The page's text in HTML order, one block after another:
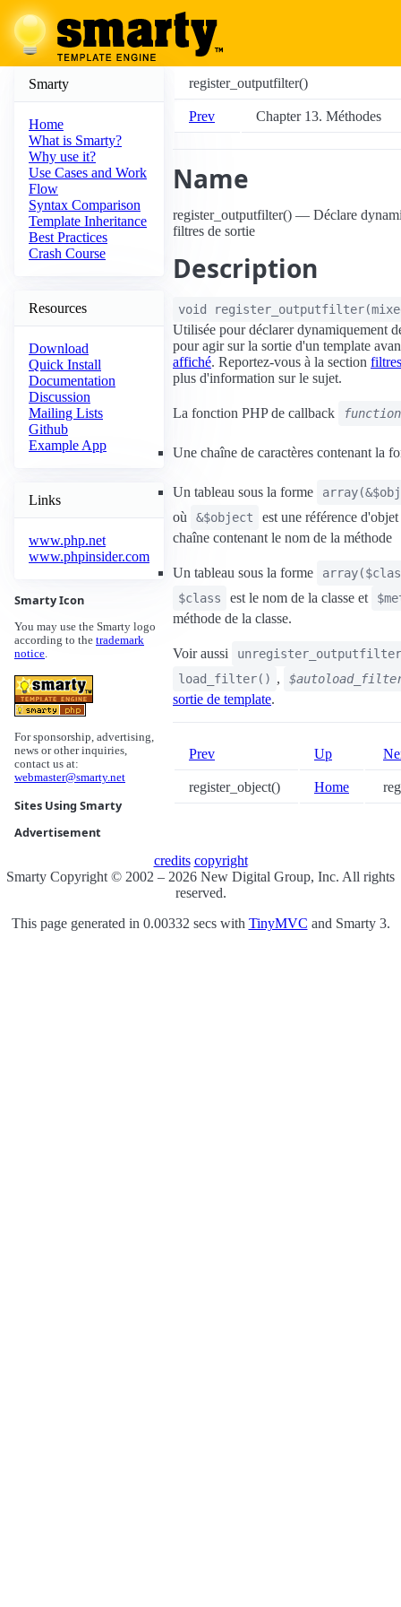
Smarty
Home
What is Smarty?
Why use it?
Use Cases and Work
Flow
Syntax Comparison
Template Inheritance
Best Practices
Crash Course
Resources
Download
Quick Install
Documentation
Discussion
Mailing Lists
Github
Example App
Links
www.php.net
www.phpinsider.com
Smarty Icon
You may use the Smarty logo
according to the trademark
notice.
For sponsorship, advertising,
news or other inquiries,
contact us at:
webmaster@smarty.net
Sites Using Smarty
Advertisement
register_outputfilter()
Prev Chapter 13. Méthodes
Name
register_outputfilter() — Déclare
filtres de sortie
Description
void register_outputfilter(
Utilisée pour déclarer dynamiquement
pour agir sur la sortie d'un template
affiché. Reportez-vous à la section
plus d'information sur le sujet.
La fonction PHP de callback function
Une chaîne de caractères contenant la
Un tableau sous la forme
où &$object
est une référence
chaîne contenant le nom de la méthode
Un tableau sous la forme
$class
est le nom de la classe et
méthode de la classe.
Voir aussi
load_filter() ,
sortie de template.
Prev Up
register_object() Home
credits copyright
Smarty Copyright © 2002 – 2026 New Digital Group, Inc. All rights
reserved.
This page generated in 0.00332 secs with TinyMVC and Smarty 3.